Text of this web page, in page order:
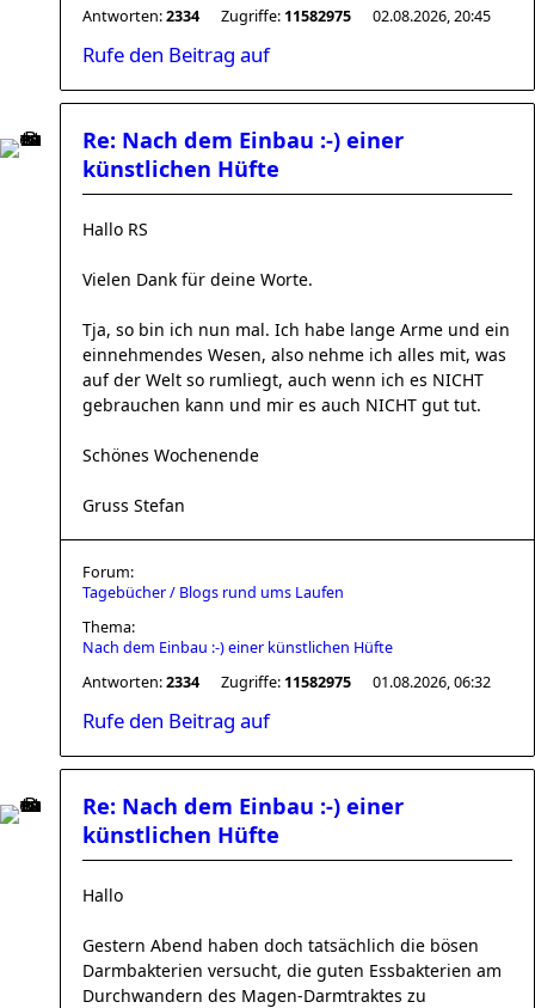
Antworten:2334 Zugriffe: 11582975 02.08.2026, 20:45
Rufe den Beitrag auf
Re: Nach dem Einbau :-) einer
künstlichen Hüfte
Hallo RS
Vielen Dank für deine Worte.
Tja, so bin ich nun mal. Ich habe lange Arme und ein
einnehmendes Wesen, also nehme ich alles mit, was
auf der Welt so rumliegt, auch wenn ich es NICHT
gebrauchen kann und mir es auch NICHT gut tut.
Schönes Wochenende
Gruss Stefan
Forum:
Tagebücher / Blogs rund ums Laufen
Thema:
Nach dem Einbau :-) einer künstlichen Hüfte
Antworten:2334 Zugriffe: 11582975 01.08.2026, 06:32
Rufe den Beitrag auf
Re: Nach dem Einbau :-) einer
künstlichen Hüfte
Hallo
Gestern Abend haben doch tatsächlich die bösen
Darmbakterien versucht, die guten Essbakterien am
Durchwandern des Magen-Darmtraktes zu